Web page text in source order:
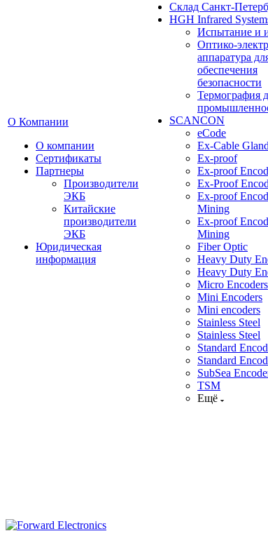
О Компании
О компании
Сертификаты
Партнеры
Производители
ЭКБ
Китайские
производители
ЭКБ
Юридическая
информация
Cклад Санкт-
HGH Infrared
Испытание и
Оптико-
аппаратура
обеспечения
безопасности
Термография
SCANCON
eCode
Ex-Cable Gland
Ex-proof
Ex-proof
Ex-Proof
Ex-proof
Mining
Ex-proof
Mining
Fiber Optic
Heavy Duty
Heavy Duty
Micro Encoders
Mini Encoders
Mini encoders
Stainless Steel
Stainless Steel
Standard
Standard
SubSea
TSM
Ещё